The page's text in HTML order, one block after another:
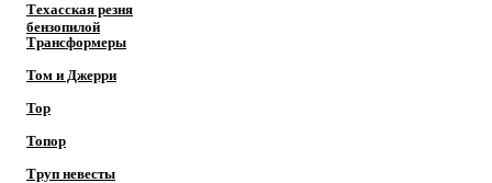
Техасская резня
бензопилой
Трансформеры
Том и Джерри
Тор
Топор
Труп невесты